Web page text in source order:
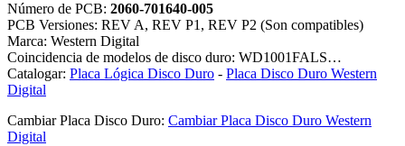
Número de PCB: 2060-701640-005
PCB Versiones: REV A, REV P1, REV P2 (Son compatibles)
Marca: Western Digital
Coincidencia de modelos de disco duro: WD1001FALS…
Catalogar: Placa Lógica Disco Duro - Placa Disco Duro Western
Digital
Cambiar Placa Disco Duro: Cambiar Placa Disco Duro Western
Digital